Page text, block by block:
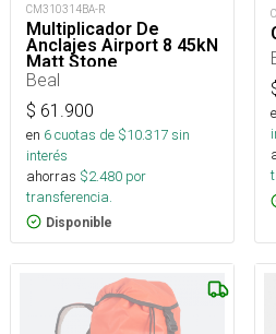
CM310314BA-R
Multiplicador De
Anclajes Airport 8 45kN
Matt Stone
Beal
$ 61.900
en 6cuotas de $10.317sin
interés
ahorras $2.480 por
transferencia.
Disponible